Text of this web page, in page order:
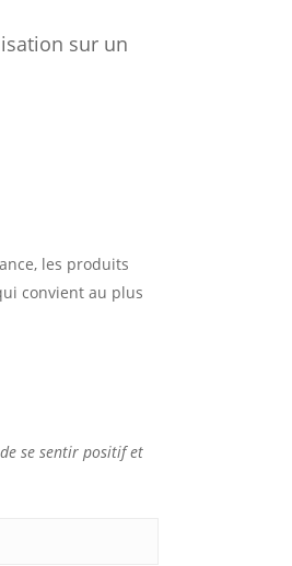
sur un
les produits
convient au plus
se sentir positif et